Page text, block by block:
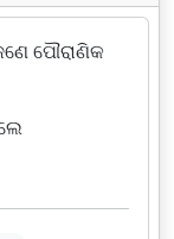
ପୌରାଣିକ